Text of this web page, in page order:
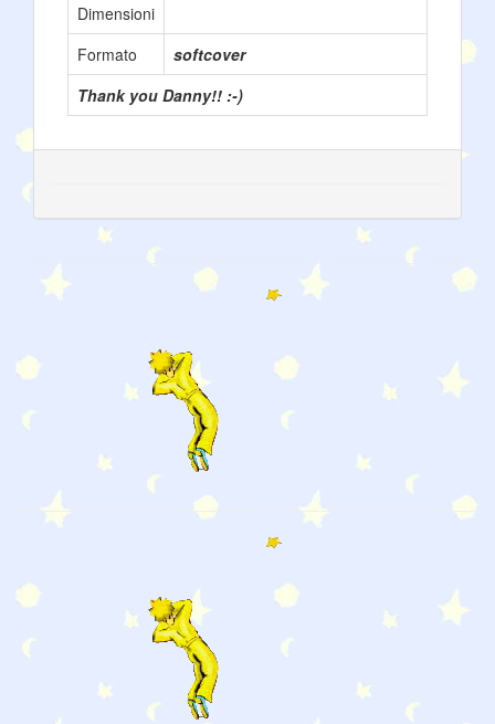
Dimensioni
Formato
softcover
Thank you Danny!! :-)